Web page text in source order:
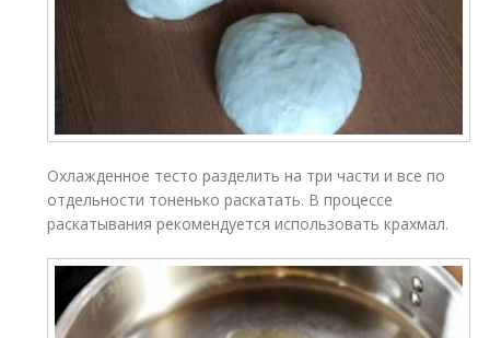
Охлажденное тесто разделить на три части и все по
отдельности тоненько раскатать. В процессе
раскатывания рекомендуется использовать крахмал.